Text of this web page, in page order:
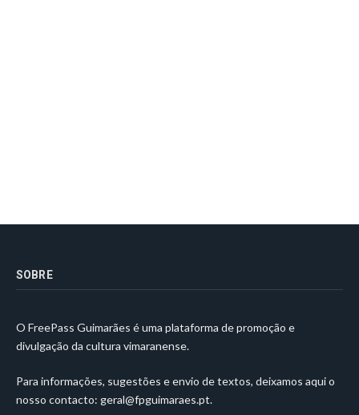
SOBRE
O FreePass Guimarães é uma plataforma de promoção e
divulgação da cultura vimaranense.
Para informações, sugestões e envio de textos, deixamos aqui o
nosso contacto: geral@fpguimaraes.pt.